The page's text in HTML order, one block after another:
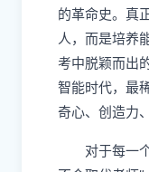
的革命史。真
人，而是培养
考中脱颖而出
智能时代，最
奇心、创造力
对于每一